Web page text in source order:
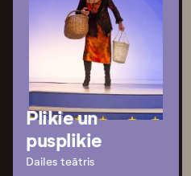
Plikie un
pusplikie
Dailes teātris